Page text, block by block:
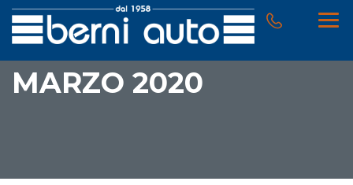
MARZO 2020